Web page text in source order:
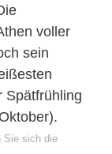
voller
sein
Spätfrühling
Sie sich die